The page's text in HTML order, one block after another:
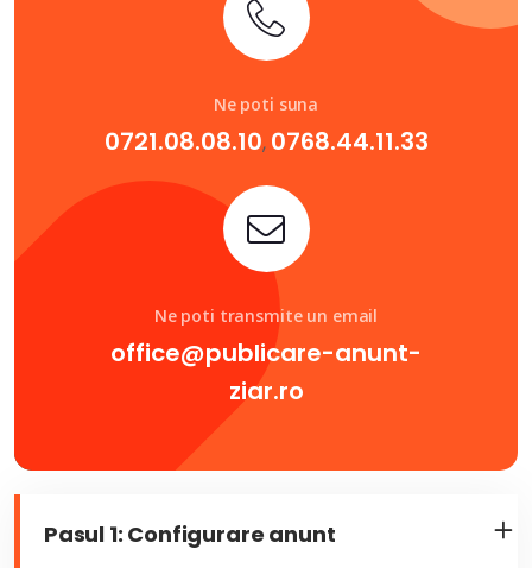
Ne poti suna
0721.08.08.10, 0768.44.11.33
Ne poti transmite un email
office@publicare-anunt-
ziar.ro
Pasul 1: Configurare anunt